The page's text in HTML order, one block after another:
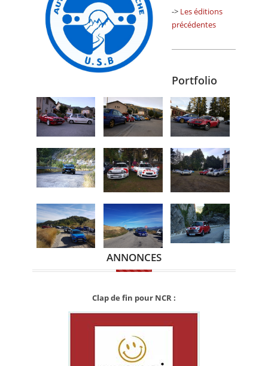
-> Les éditions
précédentes
Portfolio
ANNONCES
Clap de fin pour NCR :